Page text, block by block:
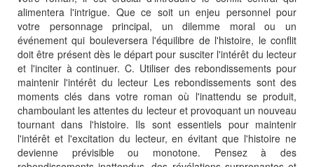
alimentera l'intrigue. Que ce soit un enjeu personnel pour
votre personnage principal, un dilemme moral ou un
événement qui bouleversera l'équilibre de l'histoire, le conflit
doit être présent dès le départ pour susciter l'intérêt du lecteur
et l'inciter à continuer. C. Utiliser des rebondissements pour
maintenir l'intérêt du lecteur Les rebondissements sont des
moments clés dans votre roman où l'inattendu se produit,
chamboulant les attentes du lecteur et provoquant un nouveau
tournant dans l'histoire. Ils sont essentiels pour maintenir
l'intérêt et l'excitation du lecteur, en évitant que l'histoire ne
devienne prévisible ou monotone. Pensez à des